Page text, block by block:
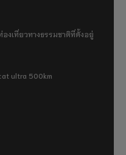
องเที่ยวทางธรรมชาติที่ตั้งอยู่
ultra 500km